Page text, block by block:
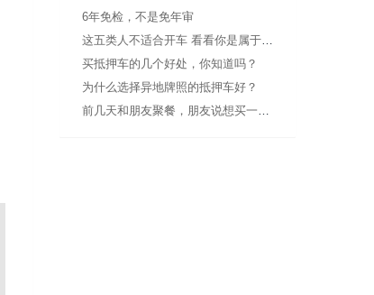
6年免检，不是免年审
这五类人不适合开车 看看你是属于哪一类
买抵押车的几个好处，你知道吗？
为什么选择异地牌照的抵押车好？
前几天和朋友聚餐，朋友说想买一辆年限近的抵押车，宝马5系之类